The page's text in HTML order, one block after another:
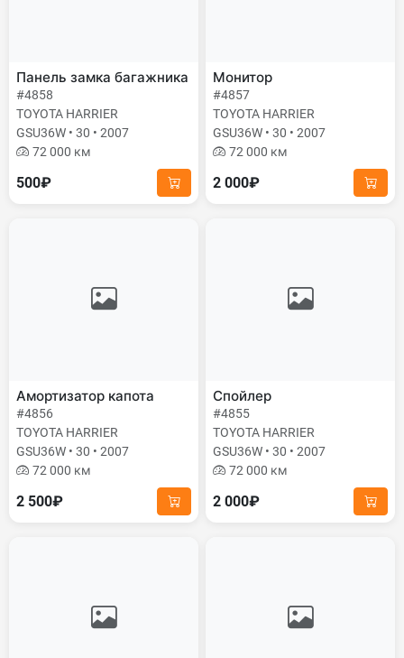
Панель замка багажника
#4858
TOYOTA HARRIER
GSU36W • 30 • 2007
72 000 км
500₽
Монитор
#4857
TOYOTA HARRIER
GSU36W • 30 • 2007
72 000 км
2 000₽
Амортизатор капота
#4856
TOYOTA HARRIER
GSU36W • 30 • 2007
72 000 км
2 500₽
Спойлер
#4855
TOYOTA HARRIER
GSU36W • 30 • 2007
72 000 км
2 000₽